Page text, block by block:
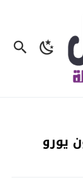
بوجود 3 مليون يورو